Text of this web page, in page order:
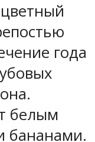
года
белым
бананами.